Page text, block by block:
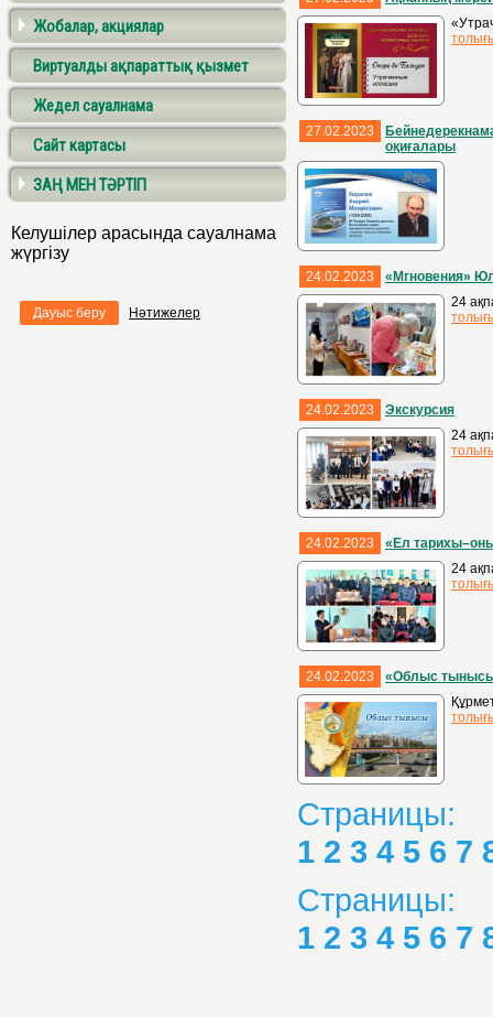
Жобалар, акциялар
Виртуалды ақпараттық қызмет
Жедел сауалнама
Сайт картасы
ЗАҢ МЕН ТӘРТІП
Келушілер арасында сауалнама
жүргізу
Дауыс беру Нәтижелер
27.02.2023
оқиғалары
24.02.2023
«Мгновения»
24
24.02.2023
Экскурсия
24
24.02.2023
«Ел
24
24.02.2023
«Облыс
Страницы:
1 2 3 4 5 6 7
Страницы:
1 2 3 4 5 6 7